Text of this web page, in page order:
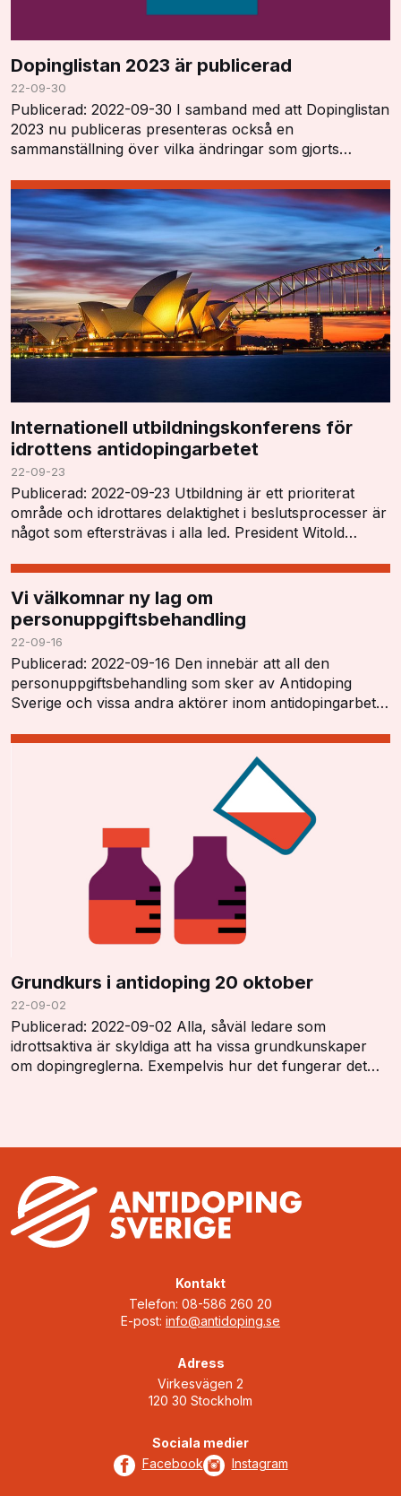
Dopinglistan 2023 är publicerad
22-09-30
Publicerad: 2022-09-30 I samband med att Dopinglistan
2023 nu publiceras presenteras också en
sammanställning över vilka ändringar som gjorts
Notes". …
Internationell utbildningskonferens för
idrottens antidopingarbetet
22-09-23
Publicerad: 2022-09-23 Utbildning är ett prioriterat
område och idrottares delaktighet i beslutsprocesser är
något som eftersträvas i alla led. President Witold
Vi välkomnar ny lag om
personuppgiftsbehandling
22-09-16
Publicerad: 2022-09-16 Den innebär att all den
personuppgiftsbehandling som sker av Antidoping
Sverige och vissa andra aktörer inom antidopingarbetet
Grundkurs i antidoping 20 oktober
22-09-02
Publicerad: 2022-09-02 Alla, såväl ledare som
idrottsaktiva är skyldiga att ha vissa grundkunskaper
om dopingreglerna. Exempelvis hur det fungerar det
Kontakt
Telefon: 08-586 260 20
E-post: info@antidoping.se
Adress
Virkesvägen 2
120 30 Stockholm
Sociala medier
Facebook
Instagram